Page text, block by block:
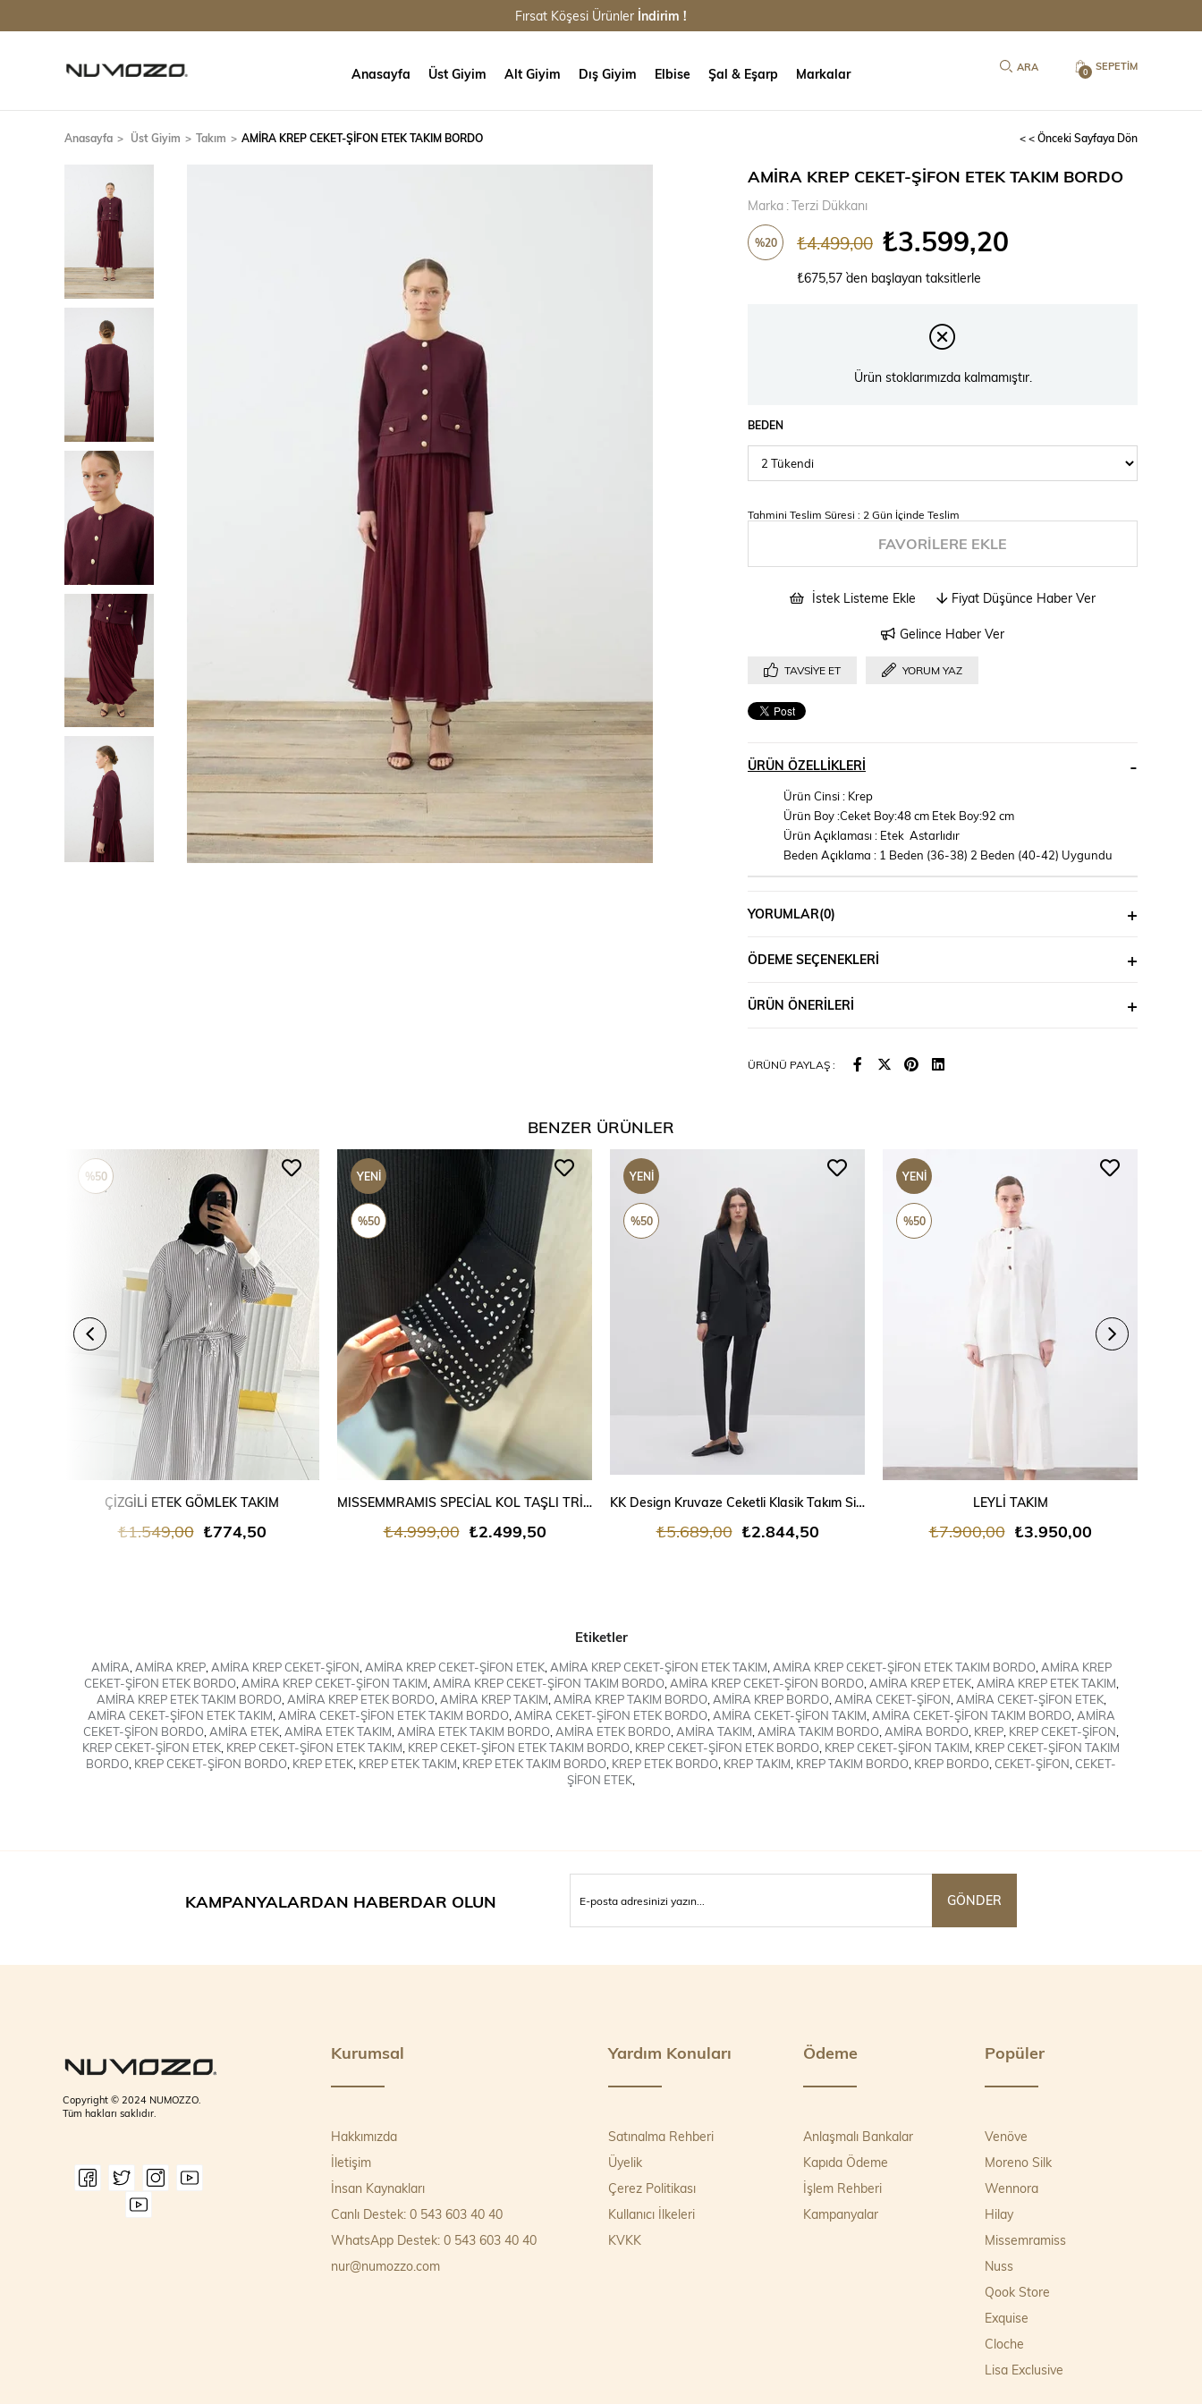
Fırsat Köşesi Ürünler İndirim !
SEPETIM
0
Anasayfa Üst Giyim Alt Giyim Dış Giyim Elbise Şal & Eşarp Markalar
Anasayfa Üst Giyim Takım AMİRA KREP CEKET-ŞİFON ETEK TAKIM BORDO < < Önceki Sayfaya Dön
AMİRA KREP CEKET-ŞİFON ETEK TAKIM BORDO
Marka :Terzi Dükkanı
%20 ₺4.499,00 ₺3.599,20
₺675,57 `den başlayan taksitlerle
Ürün stoklarımızda kalmamıştır.
BEDEN
Tahmini Teslim Süresi : 2 Gün İçinde Teslim
FAVORILERE EKLE
İstek Listeme Ekle Fiyat Düşünce Haber Ver
Gelince Haber Ver
TAVSIYE ET YORUM YAZ
ÜRÜN ÖZELLIKLERI
Ürün Cinsi : Krep
Ürün Boy :Ceket Boy:48 cm Etek Boy:92 cm
Ürün Açıklaması : Etek Astarlıdır
Beden Açıklama : 1 Beden (36-38) 2 Beden (40-42) Uygundu
YORUMLAR(0)
ÖDEME SEÇENEKLERI
ÜRÜN ÖNERILERI
ÜRÜNÜ PAYLAŞ :
BENZER ÜRÜNLER
SEPETE EKLE
ÇİZGİLİ ETEK GÖMLEK TAKIM
₺774,50
₺1.549,00
%50
SEPETE EKLE
MISSEMMRAMIS SPECİAL KOL TAŞLI TRİKO TAKIM
₺2.499,50
₺4.999,00
YENI
ÜRÜN
%50
SEPETE EKLE
KK Design Kruvaze Ceketli Klasik Takım Siyah
₺2.844,50
₺5.689,00
YENI
ÜRÜN
%50
SEPETE EKLE
LEYLİ TAKIM
₺3.950,00
₺7.900,00
YENI
ÜRÜN
%50
Etiketler
AMİRA AMİRA KREP, AMİRA KREP CEKET-ŞİFON AMİRA KREP CEKET-ŞİFON ETEK, AMİRA KREP CEKET-ŞİFON ETEK TAKIM AMİRA KREP CEKET-ŞİFON ETEK TAKIM BORDO, AMİRA KREP
CEKET-ŞİFON ETEK BORDO, AMİRA KREP CEKET-ŞİFON TAKIM AMİRA KREP CEKET-ŞİFON TAKIM BORDO, AMİRA KREP CEKET-ŞİFON BORDO, AMİRA KREP ETEK, AMİRA KREP ETEK TAKIM
AMİRA KREP ETEK TAKIM BORDO, AMİRA KREP ETEK BORDO, AMİRA KREP TAKIM AMİRA KREP TAKIM BORDO, AMİRA KREP BORDO, AMİRA CEKET-ŞİFON AMİRA CEKET-ŞİFON ETEK,
AMİRA CEKET-ŞİFON ETEK TAKIM AMİRA CEKET-ŞİFON ETEK TAKIM BORDO, AMİRA CEKET-ŞİFON ETEK BORDO, AMİRA CEKET-ŞİFON TAKIM AMİRA CEKET-ŞİFON TAKIM BORDO, AMİRA
CEKET-ŞİFON BORDO AMİRA ETEK AMİRA ETEK TAKIM AMİRA ETEK TAKIM BORDO AMİRA ETEK BORDO AMİRA TAKIM AMİRA TAKIM BORDO AMİRA BORDO KREP KREP CEKET-ŞİFON
KREP CEKET-ŞİFON ETEK KREP CEKET-ŞİFON ETEK TAKIM KREP CEKET-ŞİFON ETEK TAKIM BORDO KREP CEKET-ŞİFON ETEK BORDO KREP CEKET-ŞİFON TAKIM KREP CEKET-ŞİFON TAKIM
BORDO KREP CEKET-ŞİFON BORDO KREP ETEK KREP ETEK TAKIM KREP ETEK TAKIM BORDO KREP ETEK BORDO KREP TAKIM KREP TAKIM BORDO KREP BORDO CEKET-ŞİFON CEKET-
ŞİFON ETEK
KAMPANYALARDAN HABERDAR OLUN GÖNDER
Kurumsal
Hakkımızda
İletişim
İnsan Kaynakları
Canlı Destek: 0 543 603 40 40
WhatsApp Destek: 0 543 603 40 40
nur@numozzo.com
Yardım Konuları
Satınalma Rehberi
Üyelik
Çerez Politikası
Kullanıcı İlkeleri
KVKK
Ödeme
Anlaşmalı Bankalar
Kapıda Ödeme
İşlem Rehberi
Kampanyalar
Popüler
Venöve
Moreno Silk
Wennora
Hilay
Missemramiss
Nuss
Qook Store
Exquise
Cloche
Lisa Exclusive
Copyright © 2024 NUMOZZO.
Tüm hakları saklıdır.